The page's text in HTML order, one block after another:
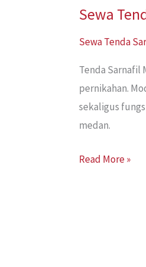
Sewa
Sewa Tenda
Tenda Sarnafil
pernikahan.
sekaligus
medan.
Sewa
Sarnafil
Magelang:
Solusi
Praktis
&
untuk
Read More »